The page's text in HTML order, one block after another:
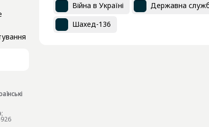
Війна в Україні
Державна
Шахед-136